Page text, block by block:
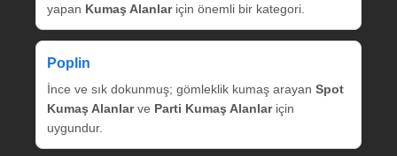
yapan Kumaş Alanlariçin önemli bir kategori.
Poplin
İnce ve sık dokunmuş; gömleklik kumaş arayan Spot
Kumaş Alanlarve Parti Kumaş Alanlariçin
uygundur.